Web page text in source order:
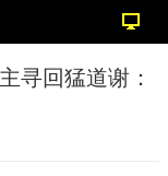
寻回猛道谢：